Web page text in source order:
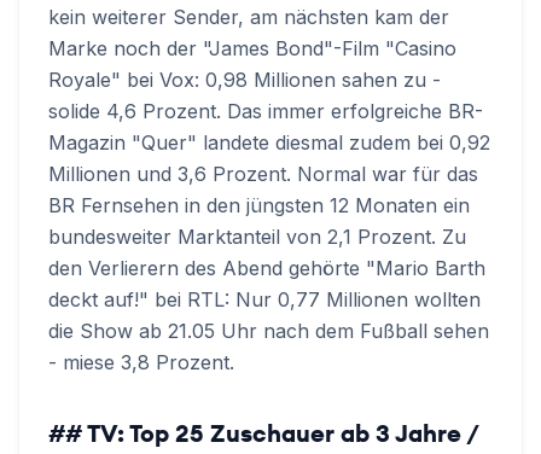
kein weiterer Sender, am nächsten kam der
Marke noch der "James Bond"-Film "Casino
Royale" bei Vox: 0,98 Millionen sahen zu -
solide 4,6 Prozent. Das immer erfolgreiche BR-
Magazin "Quer" landete diesmal zudem bei 0,92
Millionen und 3,6 Prozent. Normal war für das
BR Fernsehen in den jüngsten 12 Monaten ein
bundesweiter Marktanteil von 2,1 Prozent. Zu
den Verlierern des Abend gehörte "Mario Barth
deckt auf!" bei RTL: Nur 0,77 Millionen wollten
die Show ab 21.05 Uhr nach dem Fußball sehen
- miese 3,8 Prozent.
## TV: Top 25 Zuschauer ab 3 Jahre /